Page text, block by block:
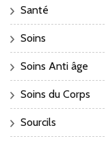
Santé
Soins
Soins Anti âge
Soins du Corps
Sourcils